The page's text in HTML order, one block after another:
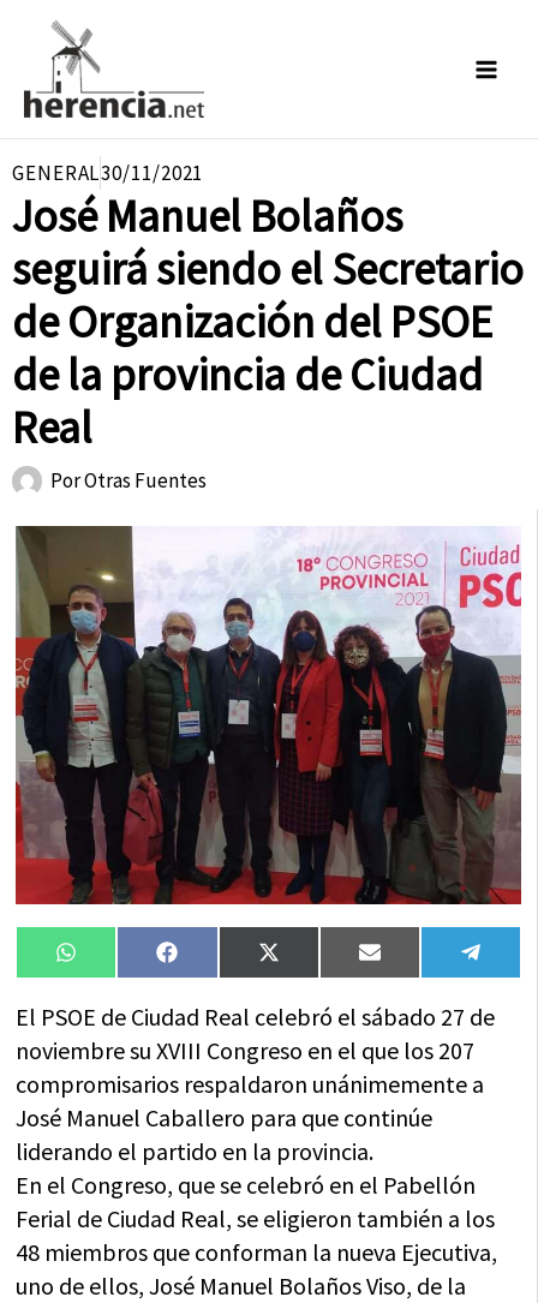
contenido
GENERAL30/11/2021
José Manuel Bolaños
seguirá siendo el Secretario
de Organización del PSOE
de la provincia de Ciudad
Real
PorOtras Fuentes
Compartir
en
WhatsAppCompartir
en
FacebookCompartir
en
X
(Twitter)
Compartir
en
Email
en
El PSOE de Ciudad Real celebró el sábado 27 de
noviembre su XVIII Congreso en el que los 207
compromisarios respaldaron unánimemente a
José Manuel Caballero para que continúe
liderando el partido en la provincia.
En el Congreso, que se celebró en el Pabellón
Ferial de Ciudad Real, se eligieron también a los
48 miembros que conforman la nueva Ejecutiva,
uno de ellos, José Manuel Bolaños Viso, de la